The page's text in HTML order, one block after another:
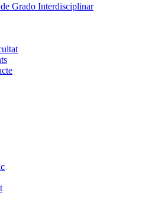
Grado Interdisciplinar